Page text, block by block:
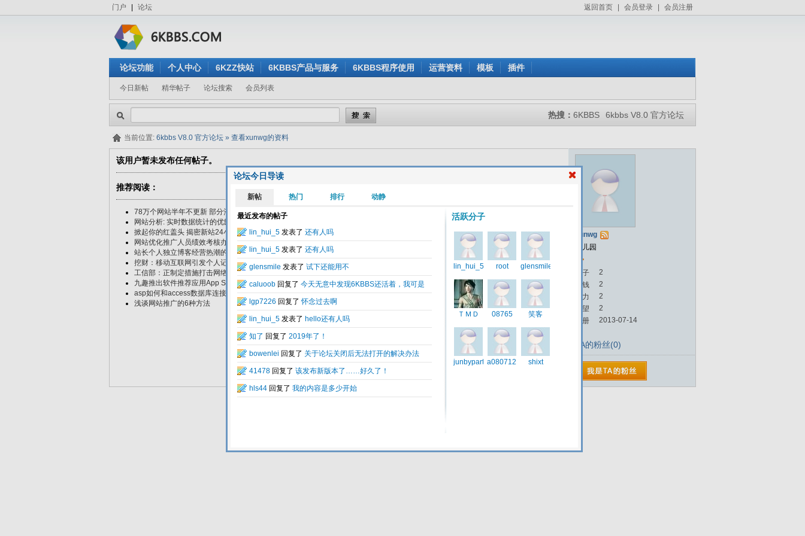
门户 论坛 返回首页 会员登录 会员注册
论坛功能 个人中心 6KZZ快站 6KBBS产品与服务 6KBBS程序使用 运营资料 模板 插件
今日新帖 精华帖子 论坛搜索 会员列表
热搜： 6KBBS 6kbbs V8.0 官方论坛
论坛今日导读
当前位置: 6kbbs V8.0 官方论坛 » 查看xunwg的资料
该用户暂未发布任何帖子。
推荐阅读：
78万个网站半年不更新 部分沦为“僵尸站”
网站分析: 实时数据统计的优缺点及数据的价值
掀起你的红盖头 揭密新站24小时百度收录技巧
网站优化推广人员绩效考核办法
站长个人独立博客经营热潮的一些思考
挖财：移动互联网引发个人记账潮流
工信部：正制定措施打击网络病毒黑色产业链
九趣推出软件推荐应用App Store助手升级版
asp如何和access数据库连接?
浅谈网站推广的6种方法
xunwg
幼儿园
帖子
2
金钱
2
魅力
2
威望
2
注册
2013-07-14
TA的粉丝(0)